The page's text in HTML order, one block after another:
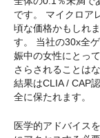
です。 マイクロア
頃な価格かもしれ
す。 当社の30x全
娠中の女性にとっ
さらされることは
結果はCLIA / CAP
全に保たれます。
医学的アドバイス